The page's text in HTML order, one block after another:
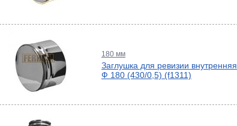
и
180 мм
Заглушка для ревизии внутренняя
Ф 180 (430/0,5) (f1311)